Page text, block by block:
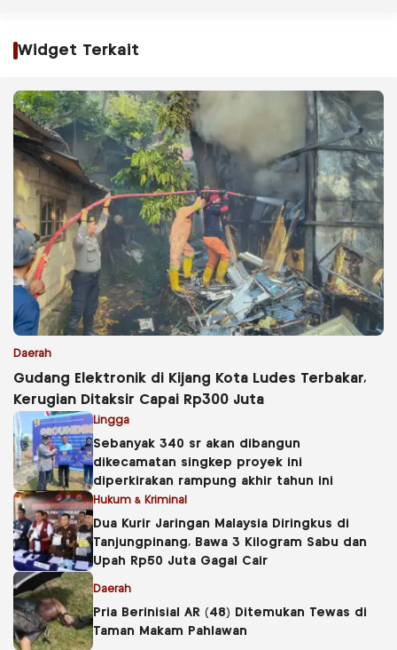
Widget Terkait
Daerah
Gudang Elektronik di Kijang Kota Ludes Terbakar,
Kerugian Ditaksir Capai Rp300 Juta
Lingga
Sebanyak 340 sr akan dibangun
dikecamatan singkep proyek ini
diperkirakan rampung akhir tahun ini
Hukum & Kriminal
Dua Kurir Jaringan Malaysia Diringkus di
Tanjungpinang, Bawa 3 Kilogram Sabu dan
Upah Rp50 Juta Gagal Cair
Daerah
Pria Berinisial AR (48) Ditemukan Tewas di
Taman Makam Pahlawan